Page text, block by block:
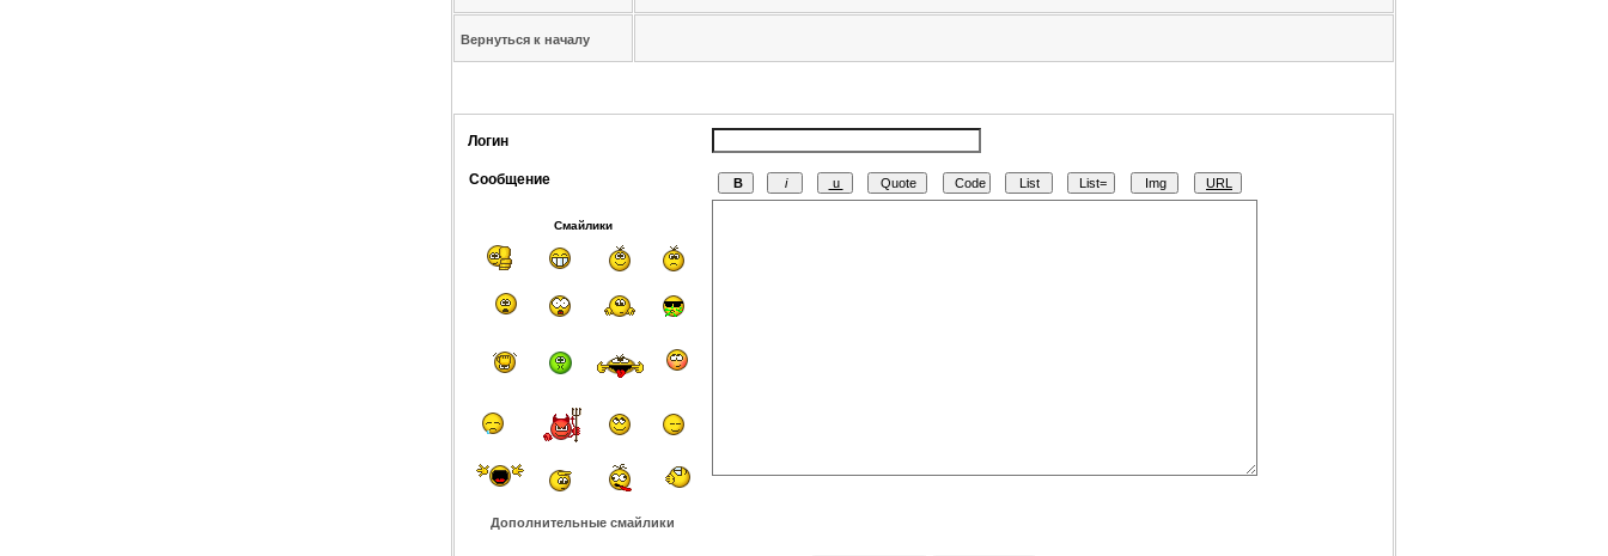
Вернуться к началу
Логин
Сообщение
Смайлики
Дополнительные смайлики